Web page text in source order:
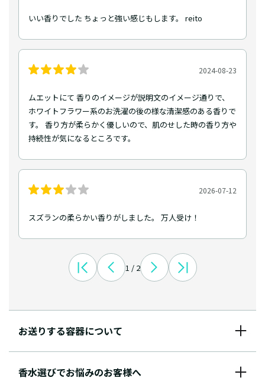
いい香りでした ちょっと強い感じもします。 reito
2024-08-23
ムエットにて 香りのイメージが説明文のイメージ通りで、
ホワイトフラワー系のお洗濯の後の様な清潔感のある香りで
す。 香り方が柔らかく優しいので、肌のせした時の香り方や
持続性が気になるところです。
2026-07-12
スズランの柔らかい香りがしました。 万人受け！
1 / 2
お送りする容器について
香水選びでお悩みのお客様へ